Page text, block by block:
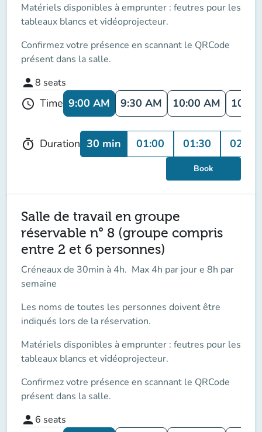
Matériels disponibles à emprunter : feutres pour les
tableaux blancs et vidéoprojecteur.
Confirmez votre présence en scannant le QRCode
présent dans la salle.
person8 seats
schedule Time 9:00 AM 9:30 AM 10:00 AM
timer Duration 30 min 01:00 01:30 02:00
Book
Salle de travail en groupe
réservable n° 8 (groupe compris
entre 2 et 6 personnes)
Créneaux de 30min à 4h. Max 4h par jour e 8h par
semaine
Les noms de toutes les personnes doivent être
indiqués lors de la réservation.
Matériels disponibles à emprunter : feutres pour les
tableaux blancs et vidéoprojecteur.
Confirmez votre présence en scannant le QRCode
présent dans la salle.
person 6 seats